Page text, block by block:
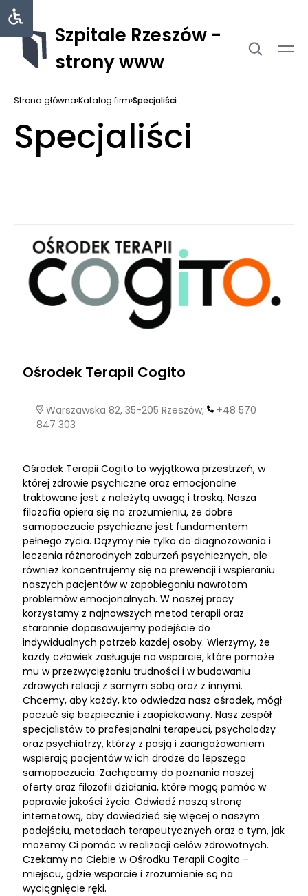
Szpitale Rzeszów -
strony www
Strona główna›Katalog firm›Specjaliści
Specjaliści
Ośrodek Terapii Cogito
Warszawska 82, 35-205 Rzeszów,
+48 570
847 303
Ośrodek Terapii Cogito to wyjątkowa przestrzeń, w
której zdrowie psychiczne oraz emocjonalne
traktowane jest z należytą uwagą i troską. Nasza
filozofia opiera się na zrozumieniu, że dobre
samopoczucie psychiczne jest fundamentem
pełnego życia. Dążymy nie tylko do diagnozowania i
leczenia różnorodnych zaburzeń psychicznych, ale
również koncentrujemy się na prewencji i wspieraniu
naszych pacjentów w zapobieganiu nawrotom
problemów emocjonalnych. W naszej pracy
korzystamy z najnowszych metod terapii oraz
starannie dopasowujemy podejście do
indywidualnych potrzeb każdej osoby. Wierzymy, że
każdy człowiek zasługuje na wsparcie, które pomoże
mu w przezwyciężaniu trudności i w budowaniu
zdrowych relacji z samym sobą oraz z innymi.
Chcemy, aby każdy, kto odwiedza nasz ośrodek, mógł
poczuć się bezpiecznie i zaopiekowany. Nasz zespół
specjalistów to profesjonalni terapeuci, psycholodzy
oraz psychiatrzy, którzy z pasją i zaangażowaniem
wspierają pacjentów w ich drodze do lepszego
samopoczucia. Zachęcamy do poznania naszej
oferty oraz filozofii działania, które mogą pomóc w
poprawie jakości życia. Odwiedź naszą stronę
internetową, aby dowiedzieć się więcej o naszym
podejściu, metodach terapeutycznych oraz o tym, jak
możemy Ci pomóc w realizacji celów zdrowotnych.
Czekamy na Ciebie w Ośrodku Terapii Cogito –
miejscu, gdzie wsparcie i zrozumienie są na
wyciągnięcie ręki.